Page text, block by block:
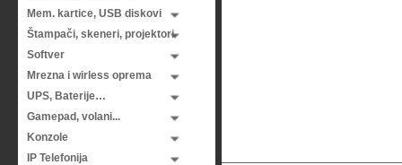
Mem. kartice, USB diskovi
Štampači, skeneri, projektori
Softver
Mrezna i wirless oprema
UPS, Baterije…
Gamepad, volani...
Konzole
IP Telefonija